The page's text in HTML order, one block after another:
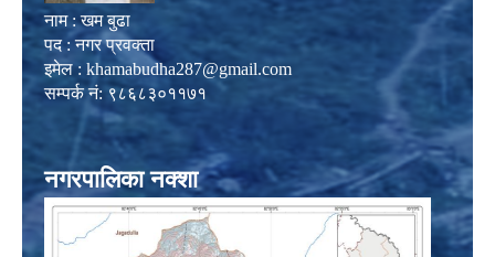
नाम : खम बुढा
पद : नगर प्रवक्ता
इमेल : khamabudha287@gmail.com
सम्पर्क नं: ९८६८३०११७१
नगरपालिका नक्शा